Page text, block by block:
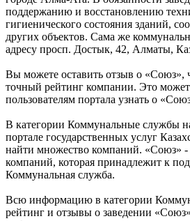
поддержанию и восстановлению
гигиенического состояния зданий,
других объектов. Сама же
адресу просп. Достык, 42, Алматы,
Вы можете оставить отзыв о «Союз»,
точный рейтинг компании. Это
пользователям портала узнать о
В категории Коммунальные службы
портале государственных услуг
найти множество компаний. «Союз» -
компаний, которая принадлежит к
Коммунальная служба.
Всю информацию в категории
рейтинг и отзывы о заведении